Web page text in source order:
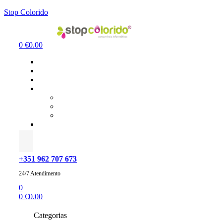
Stop Colorido
0 €0.00
+351 962 707 673
24/7 Atendimento
0
0 €0.00
Categorias